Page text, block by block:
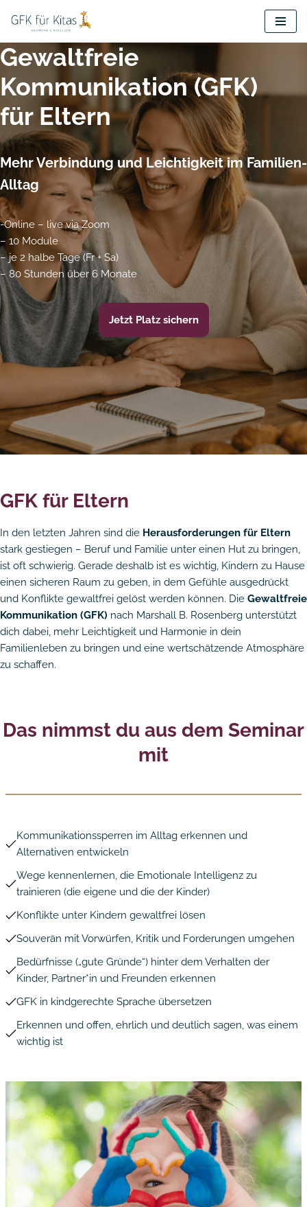
Inhalt
springen
Gewaltfreie
Kommunikation (GFK)
für Eltern
Mehr Verbindung und Leichtigkeit im Familien-
Alltag
-Online – live via Zoom
– 10 Module
– je 2 halbe Tage (Fr + Sa)
– 80 Stunden über 6 Monate
Jetzt Platz sichern
GFK für Eltern
In den letzten Jahren sind die Herausforderungen für Eltern
stark gestiegen – Beruf und Familie unter einen Hut zu bringen,
ist oft schwierig. Gerade deshalb ist es wichtig, Kindern zu Hause
einen sicheren Raum zu geben, in dem Gefühle ausgedrückt
und Konflikte gewaltfrei gelöst werden können. Die Gewaltfreie
Kommunikation (GFK) nach Marshall B. Rosenberg unterstützt
dich dabei, mehr Leichtigkeit und Harmonie in dein
Familienleben zu bringen und eine wertschätzende Atmosphäre
zu schaffen.
Das nimmst du aus dem Seminar
mit
Kommunikationssperren im Alltag erkennen und
Alternativen entwickeln
Wege kennenlernen, die Emotionale Intelligenz zu
trainieren (die eigene und die der Kinder)
Konflikte unter Kindern gewaltfrei lösen
Souverän mit Vorwürfen, Kritik und Forderungen umgehen
Bedürfnisse („gute Gründe“) hinter dem Verhalten der
Kinder, Partner*in und Freunden erkennen
GFK in kindgerechte Sprache übersetzen
Erkennen und offen, ehrlich und deutlich sagen, was einem
wichtig ist